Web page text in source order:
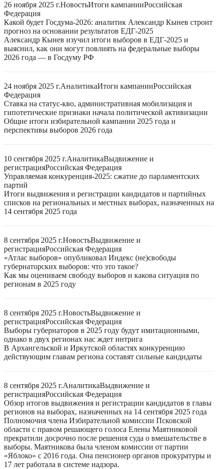
26 ноября 2025 г.НовостьИтоги кампанииРоссийская
Федерация
Какой будет Госдума-2026: аналитик Александр Кынев строит
прогноз на основании результатов ЕДГ-2025
Александр Кынев изучил итоги выборов в ЕДГ-2025 и
выяснил, как они могут повлиять на федеральные выборы
2026 года — в Госдуму РФ
24 ноября 2025 г.АналитикаИтоги кампанииРоссийская
Федерация
Ставка на статус-кво, административная мобилизация и
гипотетические признаки начала политической активизации
Общие итоги избирательной кампании 2025 года и
перспективы выборов 2026 года
10 сентября 2025 г.АналитикаВыдвижение и
регистрацияРоссийская Федерация
Управляемая конкуренция-2025: сжатие до парламентских
партий
Итоги выдвижения и регистрации кандидатов и партийных
списков на региональных и местных выборах, назначенных на
14 сентября 2025 года
8 сентября 2025 г.НовостьВыдвижение и
регистрацияРоссийская Федерация
«Атлас выборов» опубликовал Индекс (не)свободы
губернаторских выборов: что это такое?
Как мы оцениваем свободу выборов и какова ситуация по
регионам в 2025 году
8 сентября 2025 г.НовостьВыдвижение и
регистрацияРоссийская Федерация
Выборы губернаторов в 2025 году будут имитационными,
однако в двух регионах нас ждет интрига
В Архангельской и Иркутской областях конкуренцию
действующим главам региона составят сильные кандидаты
8 сентября 2025 г.АналитикаВыдвижение и
регистрацияРоссийская Федерация
Обзор итогов выдвижения и регистрации кандидатов в главы
регионов на выборах, назначенных на 14 сентября 2025 года
Полномочия члена Избирательной комиссии Псковской
области с правом решающего голоса Елены Маятниковой
прекратили досрочно после решения суда о вмешательстве в
выборы. Маятникова была членом комиссии от партии
«Яблоко» с 2016 года. Она пенсионер органов прокуратуры и
17 лет работала в системе надзора.